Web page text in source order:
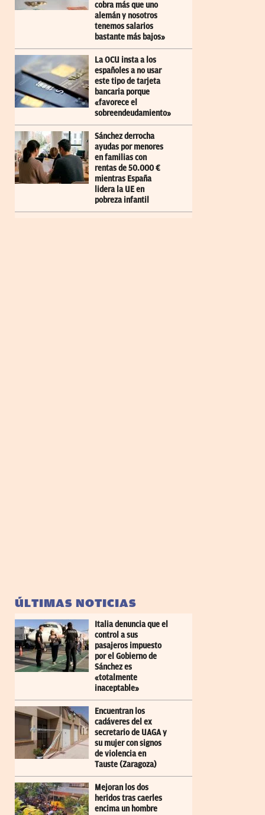
cobra más que uno
alemán y nosotros
tenemos salarios
bastante más bajos»
La OCU insta a los
españoles a no usar
este tipo de tarjeta
bancaria porque
«favorece el
sobreendeudamiento»
Sánchez derrocha
ayudas por menores
en familias con
rentas de 50.000 €
mientras España
lidera la UE en
pobreza infantil
ÚLTIMAS NOTICIAS
Italia denuncia que el
control a sus
pasajeros impuesto
por el Gobierno de
Sánchez es
«totalmente
inaceptable»
Encuentran los
cadáveres del ex
secretario de UAGA y
su mujer con signos
de violencia en
Tauste (Zaragoza)
Mejoran los dos
heridos tras caerles
encima un hombre